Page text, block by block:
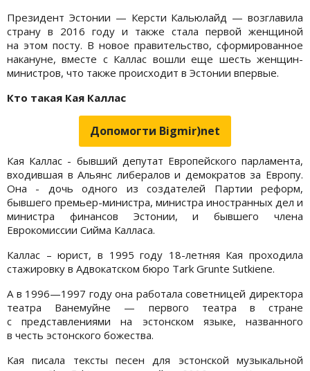
Президент Эстонии — Керсти Кальюлайд — возглавила
страну в 2016 году и также стала первой женщиной
на этом посту. В новое правительство, сформированное
накануне, вместе с Каллас вошли еще шесть женщин-
министров, что также происходит в Эстонии впервые.
Кто такая Кая Каллас
Допомогти Bigmir)net
Кая Каллас - бывший депутат Европейского парламента,
входившая в Альянс либералов и демократов за Европу.
Она - дочь одного из создателей Партии реформ,
бывшего премьер-министра, министра иностранных дел и
министра финансов Эстонии, и бывшего члена
Еврокомиссии Сийма Калласа.
Каллас – юрист, в 1995 году 18-летняя Кая проходила
стажировку в Адвокатском бюро Tark Grunte Sutkiene.
А в 1996—1997 году она работала советницей директора
театра Ванемуйне — первого театра в стране
с представлениями на эстонском языке, названного
в честь эстонского божества.
Кая писала тексты песен для эстонской музыкальной